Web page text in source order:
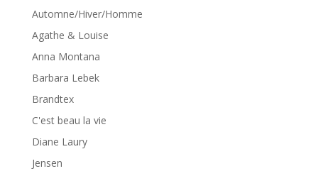
Automne/Hiver/Homme
Agathe & Louise
Anna Montana
Barbara Lebek
Brandtex
C'est beau la vie
Diane Laury
Jensen